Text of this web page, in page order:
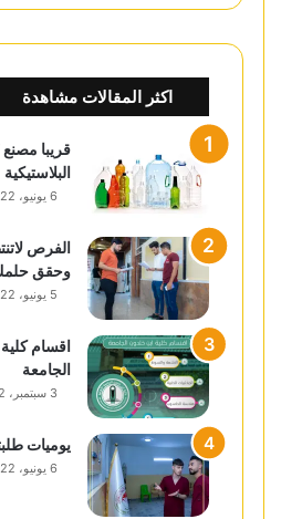
اكثر المقالات مشاهدة
البلاستيكية
6 يونيو، 2022
الفرص
وحقق
5 يونيو، 2022
اقسام
الجامعة
3 سبتمبر، 2022
يوميات
6 يونيو، 2022